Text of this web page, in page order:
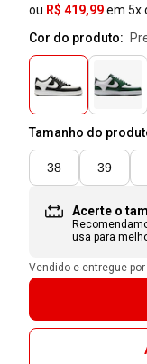
ou R$ 419,99em 5x
Cor do produto:
Tamanho do
38 39
Acerte o
usa para
Vendido e entregue por